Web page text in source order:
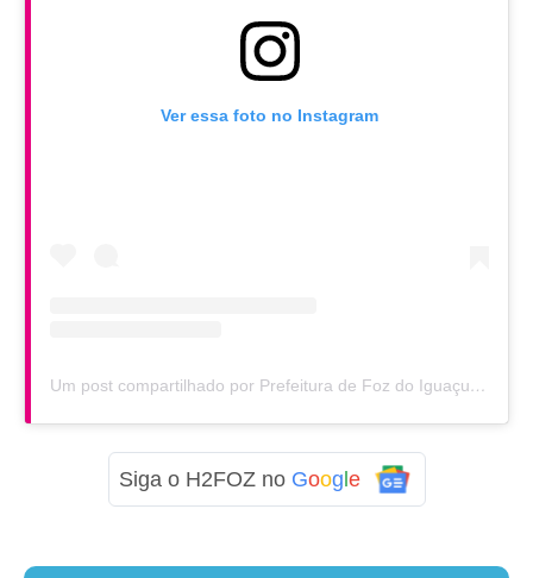
Ver essa foto no Instagram
Um post compartilhado por Prefeitura de Foz do Iguaçu (@prefeituradefoz)
Siga o H2FOZ no Google